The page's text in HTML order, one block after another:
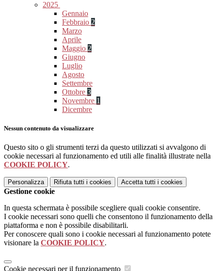
2025
Gennaio
Febbraio 2
Marzo
Aprile
Maggio 2
Giugno
Luglio
Agosto
Settembre
Ottobre 3
Novembre 1
Dicembre
Nessun contenuto da visualizzare
Questo sito o gli strumenti terzi da questo utilizzati si avvalgono di
cookie necessari al funzionamento ed utili alle finalità illustrate nella
COOKIE POLICY.
Personalizza Rifiuta tutti i cookies Accetta tutti i cookies
Gestione cookie
In questa schermata è possibile scegliere quali cookie consentire.
I cookie necessari sono quelli che consentono il funzionamento della
piattaforma e non è possibile disabilitarli.
Per conoscere quali sono i cookie necessari al funzionamento potete
visionare la COOKIE POLICY.
Cookie necessari per il funzionamento